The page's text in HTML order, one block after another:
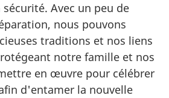
Avec un peu de
nous pouvons
traditions et nos liens
notre famille et nos
en œuvre pour célébrer
d'entamer la nouvelle